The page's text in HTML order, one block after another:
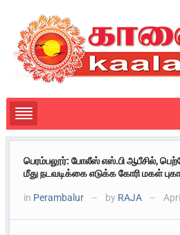
பெரம்பலூர்: போலீஸ் எஸ்.பி ஆபீசில்,
மீது நடவடிக்கை எடுக்க கோரி மகள்
in Perambalur — by RAJA —